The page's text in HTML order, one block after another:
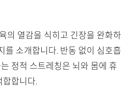
의 열감을 식히고 긴장을 완화하
를 소개합니다. 반동 없이 심호흡
정적 스트레칭은 뇌와 몸에 휴
합합니다.